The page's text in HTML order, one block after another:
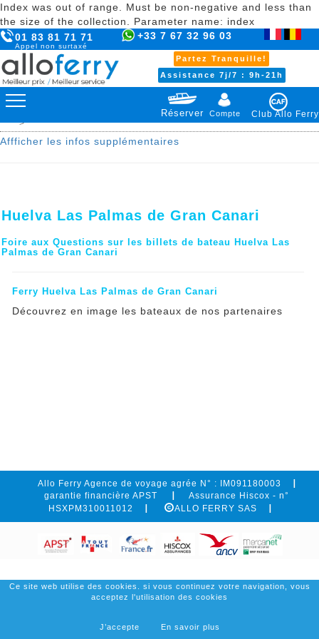
Index was out of range. Must be non-negative and less than
the size of the collection. Parameter name: index
01 83 81 71 71
Appel non surtaxé
+33 7 67 32 96 03
Partez Tranquille!
Assistance 7j/7 : 9h-21h
Réserver Compte
Club Allo Ferry
>
Affficher les infos supplémentaires
Huelva Las Palmas de Gran Canari
Foire aux Questions sur les billets de bateau Huelva Las
Palmas de Gran Canari
Ferry Huelva Las Palmas de Gran Canari
Découvrez en image les bateaux de nos partenaires
Ce site web utilise des cookies. si vous continuez votre navigation, vous
acceptez l'utilisation des cookies
J’accepte En savoir plus
Allo Ferry Agence de voyage agrée N° : IM091180003
garantie financière APST
Assurance Hiscox - n°
HSXPM310011012
ALLO FERRY SAS